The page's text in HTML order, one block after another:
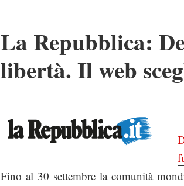
La Repubblica:
libertà. Il web
Fino al 30 settembre la comunità